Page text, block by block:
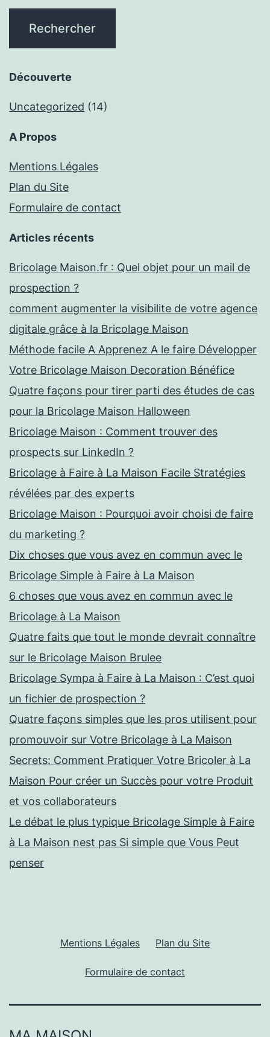
Découverte
Uncategorized (14)
A Propos
Mentions Légales
Plan du Site
Formulaire de contact
Articles récents
Bricolage Maison.fr : Quel objet pour un mail de
prospection ?
comment augmenter la visibilite de votre agence
digitale grâce à la Bricolage Maison
Méthode facile A Apprenez A le faire Développer
Votre Bricolage Maison Decoration Bénéfice
Quatre façons pour tirer parti des études de cas
pour la Bricolage Maison Halloween
Bricolage Maison : Comment trouver des
prospects sur LinkedIn ?
Bricolage à Faire à La Maison Facile Stratégies
révélées par des experts
Bricolage Maison : Pourquoi avoir choisi de faire
du marketing ?
Dix choses que vous avez en commun avec le
Bricolage Simple à Faire à La Maison
6 choses que vous avez en commun avec le
Bricolage à La Maison
Quatre faits que tout le monde devrait connaître
sur le Bricolage Maison Brulee
Bricolage Sympa à Faire à La Maison : C’est quoi
un fichier de prospection ?
Quatre façons simples que les pros utilisent pour
promouvoir sur Votre Bricolage à La Maison
Secrets: Comment Pratiquer Votre Bricoler à La
Maison Pour créer un Succès pour votre Produit
et vos collaborateurs
Le débat le plus typique Bricolage Simple à Faire
à La Maison nest pas Si simple que Vous Peut
penser
Mentions Légales Plan du Site
Formulaire de contact